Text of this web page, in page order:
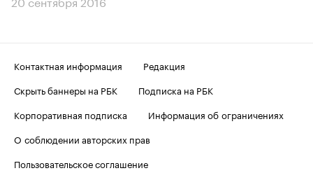
Контактная информация
Редакция
Скрыть баннеры на РБК
Подписка на РБК
Корпоративная подписка
Информация об ограничениях
О соблюдении авторских прав
Пользовательское соглашение